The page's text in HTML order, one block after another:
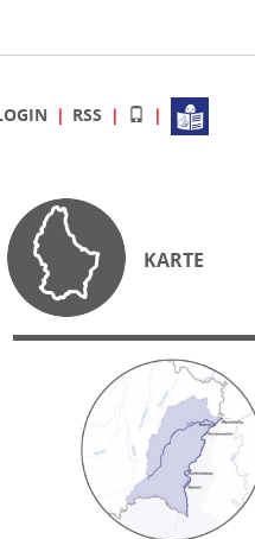
RSS
KARTE